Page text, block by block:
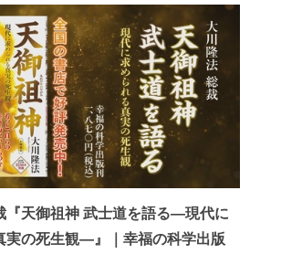
『天御祖神 武士道を語る―現代に
実の死生観―』｜幸福の科学出版